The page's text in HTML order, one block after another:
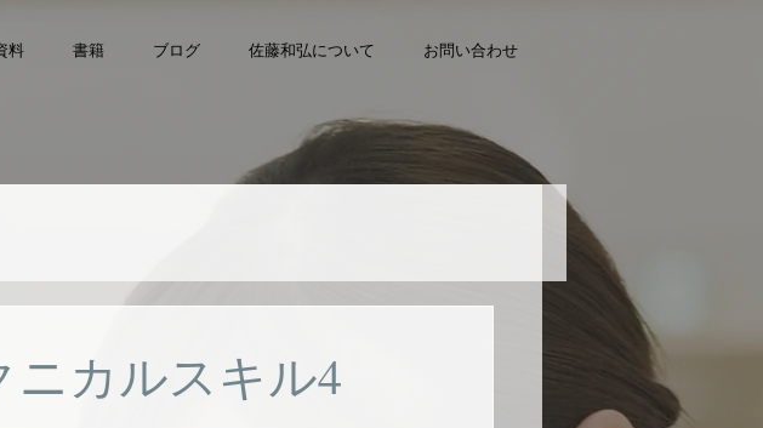
料 書籍 ブログ 佐藤和弘について お問い合わせ
ニカルスキル4